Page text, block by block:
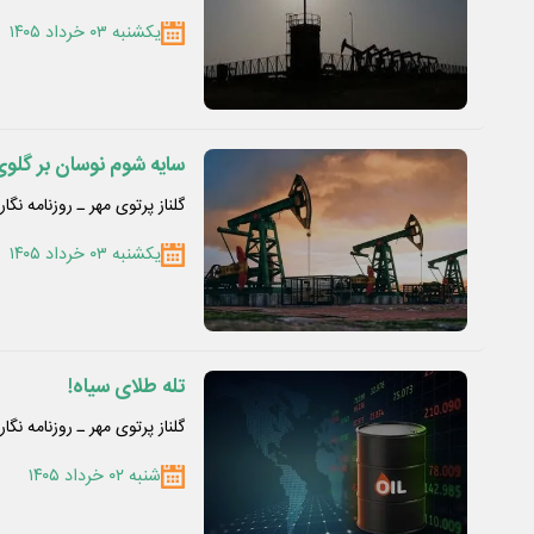
یکشنبه ۰۳ خرداد ۱۴۰۵
سایه‌ شوم نوسان بر
گلناز پرتوی مهر ـ روزنامه نگار
یکشنبه ۰۳ خرداد ۱۴۰۵
تله‌ طلای سیاه!
گلناز پرتوی مهر ـ روزنامه نگار
شنبه ۰۲ خرداد ۱۴۰۵